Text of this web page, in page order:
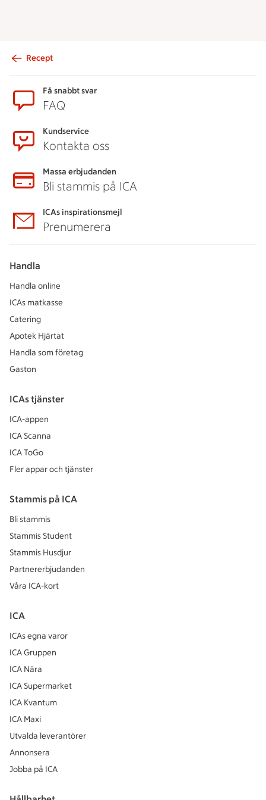
Recept
Få snabbt svar
FAQ
Kundservice
Kontakta oss
Massa erbjudanden
Bli stammis på ICA
ICAs inspirationsmejl
Prenumerera
Handla
Handla online
ICAs matkasse
Catering
Apotek Hjärtat
Handla som företag
Gaston
ICAs tjänster
ICA-appen
ICA Scanna
ICA ToGo
Fler appar och tjänster
Stammis på ICA
Bli stammis
Stammis Student
Stammis Husdjur
Partnererbjudanden
Våra ICA-kort
ICA
ICAs egna varor
ICA Gruppen
ICA Nära
ICA Supermarket
ICA Kvantum
ICA Maxi
Utvalda leverantörer
Annonsera
Jobba på ICA